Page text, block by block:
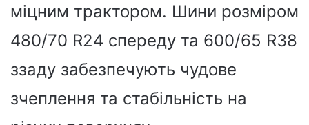
міцним трактором. Шини розміром
480/70 R24 спереду та 600/65 R38
ззаду забезпечують чудове
зчеплення та стабільність на